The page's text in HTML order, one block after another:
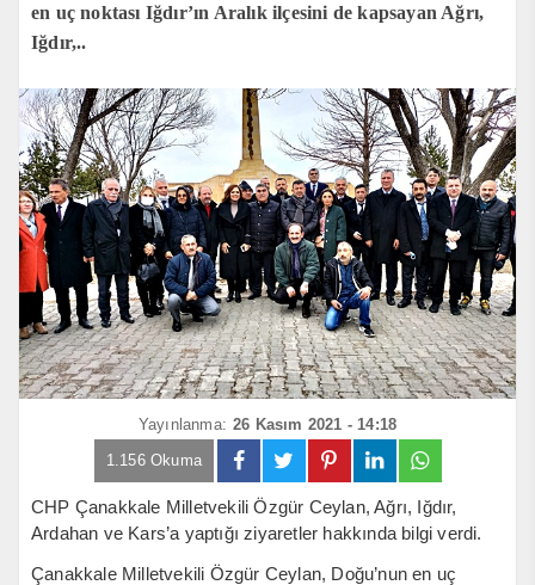
en uç noktası Iğdır’ın Aralık ilçesini de kapsayan Ağrı,
Iğdır,..
Yayınlanma: 26 Kasım 2021 - 14:18
1.156 Okuma
CHP Çanakkale Milletvekili Özgür Ceylan, Ağrı, Iğdır,
Ardahan ve Kars’a yaptığı ziyaretler hakkında bilgi verdi.
Çanakkale Milletvekili Özgür Ceylan, Doğu’nun en uç